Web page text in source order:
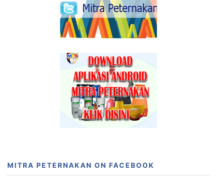
MITRA PETERNAKAN ON FACEBOOK